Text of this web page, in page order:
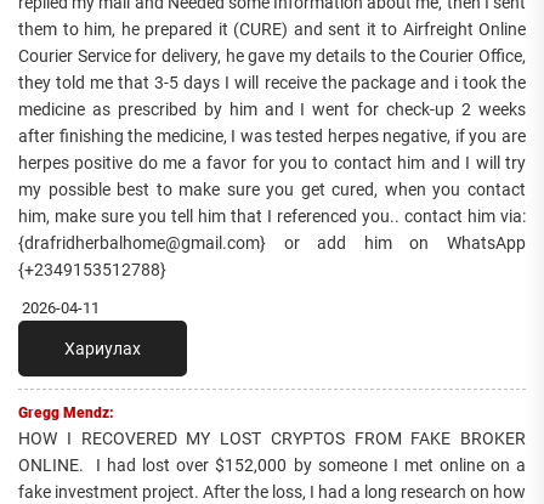
them to him, he prepared it (CURE) and sent it to Airfreight Online
Courier Service for delivery, he gave my details to the Courier Office,
they told me that 3-5 days I will receive the package and i took the
medicine as prescribed by him and I went for check-up 2 weeks
after finishing the medicine, I was tested herpes negative, if you are
herpes positive do me a favor for you to contact him and I will try
my possible best to make sure you get cured, when you contact
him, make sure you tell him that I referenced you.. contact him via:
{drafridherbalhome@gmail.com} or add him on WhatsApp
{+2349153512788}
2026-04-11
Хариулах
Gregg Mendz:
HOW I RECOVERED MY LOST CRYPTOS FROM FAKE BROKER
ONLINE. I had lost over $152,000 by someone I met online on a
fake investment project. After the loss, I had a long research on how